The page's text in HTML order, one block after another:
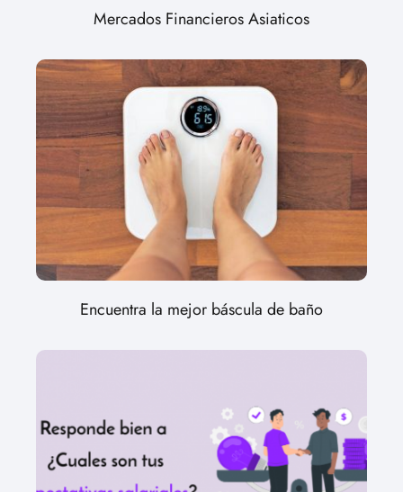
Mercados Financieros Asiaticos
Encuentra la mejor báscula de baño